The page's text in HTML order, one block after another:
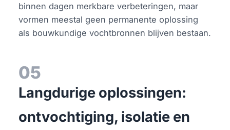
binnen dagen merkbare verbeteringen, maar
vormen meestal geen permanente oplossing
als bouwkundige vochtbronnen blijven bestaan.
05
Langdurige oplossingen:
ontvochtiging, isolatie en